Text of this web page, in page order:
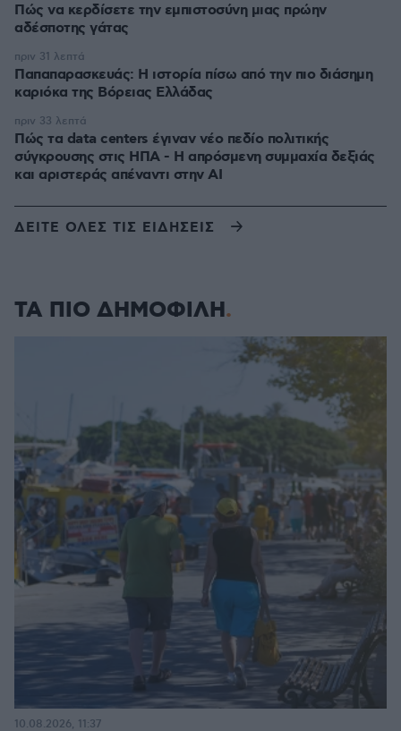
Πώς να κερδίσετε την εμπιστοσύνη μιας πρώην
αδέσποτης γάτας
Παπαπαρασκευάς: Η ιστορία πίσω από την πιο διάσημη
καριόκα της Βόρειας Ελλάδας
πριν 31 λεπτά
Πώς τα data centers έγιναν νέο πεδίο πολιτικής
σύγκρουσης στις ΗΠΑ - Η απρόσμενη συμμαχία δεξιάς
και αριστεράς απέναντι στην AI
πριν 33 λεπτά
ΔΕΙΤΕ ΟΛΕΣ ΤΙΣ ΕΙΔΗΣΕΙΣ
ΤΑ ΠΙΟ ΔΗΜΟΦΙΛΗ
10.08.2026, 11:37